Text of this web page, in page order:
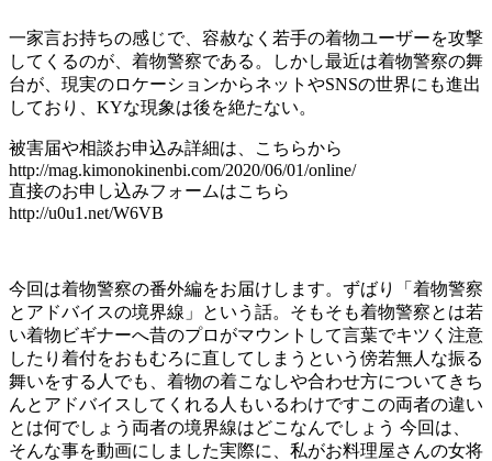
一家言お持ちの感じで、容赦なく若手の着物ユーザーを攻撃
してくるのが、着物警察である。しかし最近は着物警察の舞
台が、現実のロケーションからネットやSNSの世界にも進出
しており、KYな現象は後を絶たない。
被害届や相談お申込み詳細は、こちらから
http://mag.kimonokinenbi.com/2020/06/01/online/
直接のお申し込みフォームはこちら
http://u0u1.net/W6VB
今回は着物警察の番外編をお届けします。ずばり「着物警察
とアドバイスの境界線」という話。そもそも着物警察とは若
い着物ビギナーへ昔のプロがマウントして言葉でキツく注意
したり着付をおもむろに直してしまうという傍若無人な振る
舞いをする人でも、着物の着こなしや合わせ方についてきち
んとアドバイスしてくれる人もいるわけですこの両者の違い
とは何でしょう両者の境界線はどこなんでしょう 今回は、
そんな事を動画にしました実際に、私がお料理屋さんの女将